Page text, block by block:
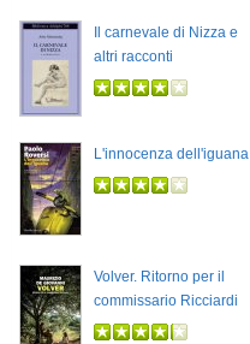
Il carnevale di Nizza e
altri racconti
L'innocenza dell'iguana
Volver. Ritorno per il
commissario Ricciardi